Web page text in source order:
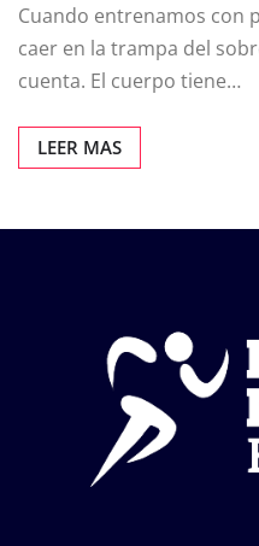
Cuando entrenamos con
caer en la trampa del
cuenta. El cuerpo tiene…
LEER MAS